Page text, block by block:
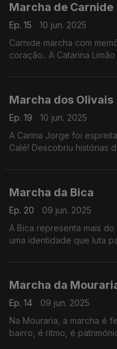
Marcha de Carnide
Ep. 15
10 jun. 2025
Carnide marcha com
coração.. A Catarina
Marcha dos Olivais
Ep. 19
10 jun. 2025
A Carina Jorge foi
Calé! Descobriu histórias
Marcha da Bica
Ep. 20
09 jun. 2025
A Bica representa mais
uma identidade que luta
Marcha da
Ep. 14
09 jun. 2025
Na Mouraria, a marcha é
bairro, é ritmo, é